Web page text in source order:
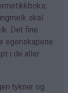
skal
Det fine
egenskapene
i de aller
tykner og